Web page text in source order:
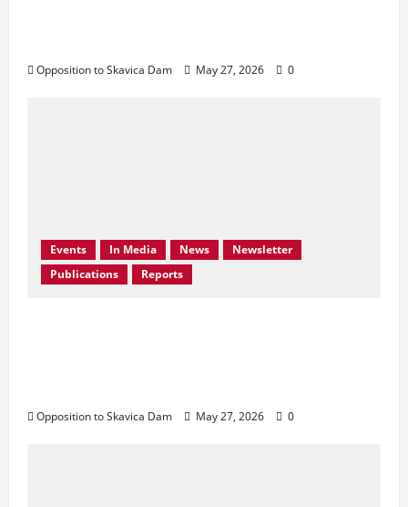
Opposition to Skavica Dam May 27, 2026 0
Events In Media News
Newsletter
Publications
Reports
Opposition to Skavica Dam May 27, 2026 0